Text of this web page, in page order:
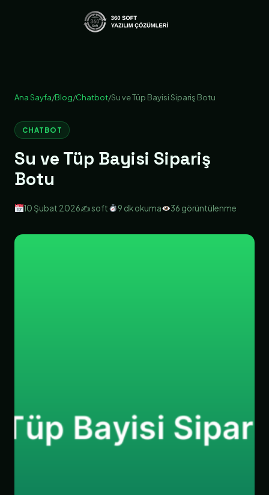
Ana Sayfa/Blog/Chatbot/Su ve Tüp Bayisi Sipariş Botu
CHATBOT
Su ve Tüp Bayisi Sipariş
Botu
10 Şubat 2026✍️ soft 9 dk okuma 36 görüntülenme